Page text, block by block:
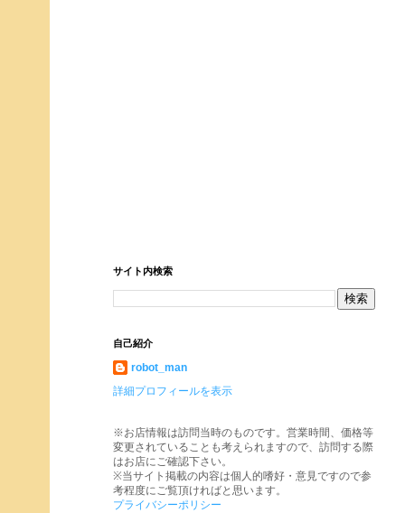
サイト内検索
自己紹介
robot_man
詳細プロフィールを表示
※お店情報は訪問当時のものです。営業時間、価格等
変更されていることも考えられますので、訪問する際
はお店にご確認下さい。
※当サイト掲載の内容は個人的嗜好・意見ですので参
考程度にご覧頂ければと思います。
プライバシーポリシー